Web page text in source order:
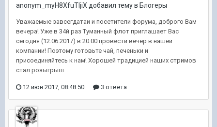
anonym_myH8XfuTIjiX добавил тему в Блогеры
Уважаемые завсегдатаи и посетители форума, доброго Вам
вечера! Уже в 34й раз Туманный флот приглашает Вас
сегодня (12.06.2017) в 20:00 провести вечер в нашей
компании! Поэтому готовьте чай, печеньки и
присоединяйтесь к нам! Хорошей традицией наших стримов
стал розыгрыш...
12 июн 2017, 08:48:50 3 ответа